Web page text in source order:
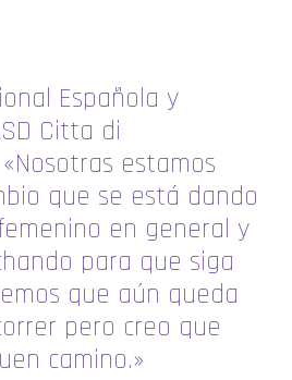
Española y
Citta di
estamos
que se está dando
en general y
para que siga
que aún queda
pero creo que
camino.»